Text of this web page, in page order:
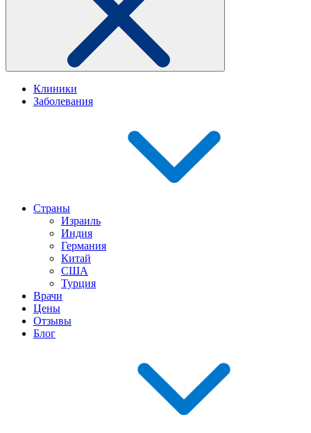
Клиники
Заболевания
Страны
Израиль
Индия
Германия
Китай
США
Турция
Врачи
Цены
Отзывы
Блог